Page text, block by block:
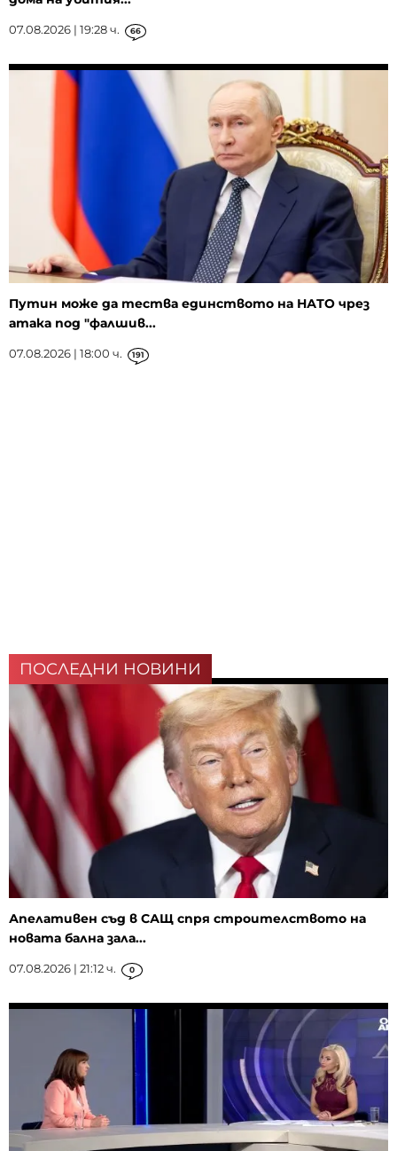
07.08.2026 | 19:28 ч. 66
Путин може да тества единството на НАТО чрез
атака под "фалшив...
07.08.2026 | 18:00 ч. 191
ПОСЛЕДНИ НОВИНИ
Апелативен съд в САЩ спря строителството на
новата бална зала...
07.08.2026 | 21:12 ч. 0